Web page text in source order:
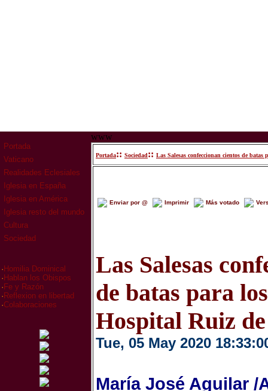
Portada
Vaticano
Realidades Eclesiales
Iglesia en España
Iglesia en América
Iglesia resto del mundo
Cultura
Sociedad
· Homilia Dominical
· Hablan los Obispos
· Fe y Razón
· Reflexion en libertad
·Colaboraciones
www
Portada:: Sociedad:: Las Salesas confeccionan cientos de
Enviar por @ Imprimir Más votado
Las Salesas
de batas para
Hospital Ruiz
Tue, 05 May 2020
María José Aguilar /